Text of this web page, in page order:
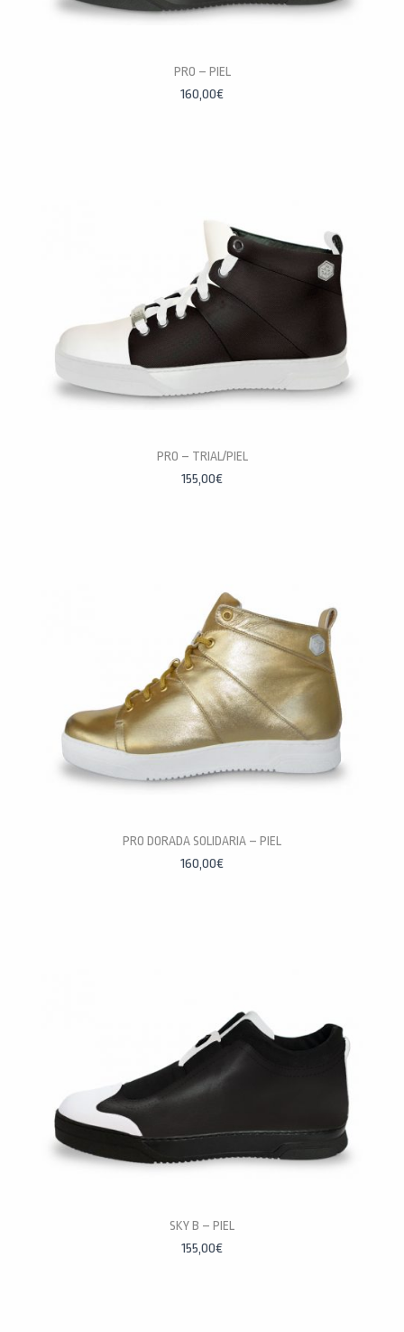
PERSONALÍZALAS
PRO – PIEL
160,00€
PERSONALÍZALAS
PRO – TRIAL/PIEL
155,00€
PERSONALÍZALAS
PRO DORADA SOLIDARIA – PIEL
160,00€
PERSONALÍZALAS
SKY B – PIEL
155,00€